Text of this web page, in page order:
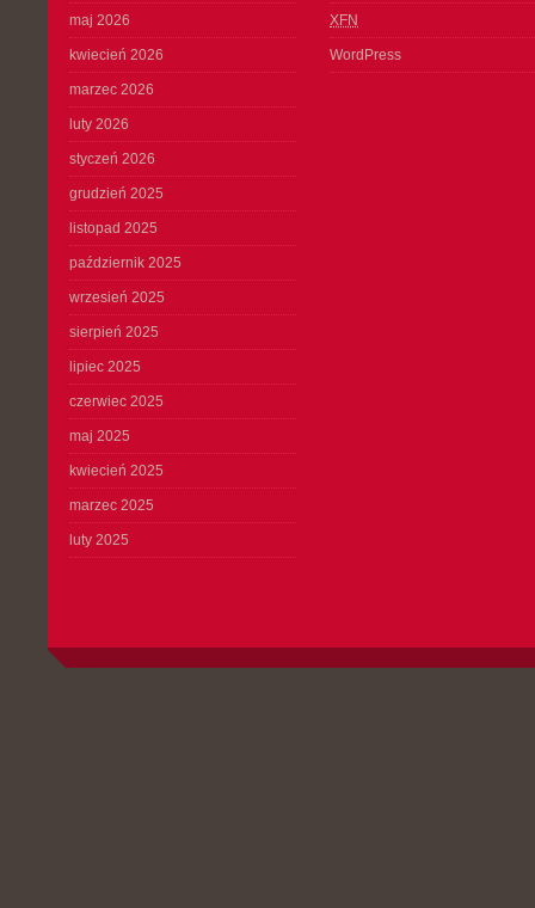
maj 2026
kwiecień 2026
marzec 2026
luty 2026
styczeń 2026
grudzień 2025
listopad 2025
październik 2025
wrzesień 2025
sierpień 2025
lipiec 2025
czerwiec 2025
maj 2025
kwiecień 2025
marzec 2025
luty 2025
XFN
WordPress